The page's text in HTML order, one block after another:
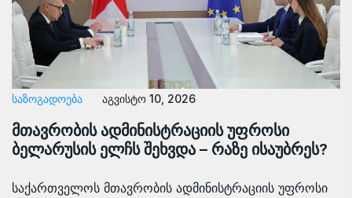
ᲡᲐᲖᲝᲒᲐᲓᲝᲔᲑᲐ აგვისტო 10, 2026
მთავრობის ადმინისტრაციის უფროსი
ბელარუსის ელჩს შეხვდა – რაზე ისაუბრეს?
საქართველოს მთავრობის ადმინისტრაციის უფროსი